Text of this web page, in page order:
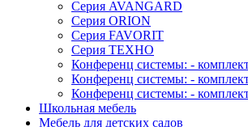
Серия AVANGARD
Серия ORION
Серия FAVORIT
Серия ТЕХНО
Конференц системы: -
Конференц системы: -
Конференц системы: -
Школьная мебель
Мебель для детских садов